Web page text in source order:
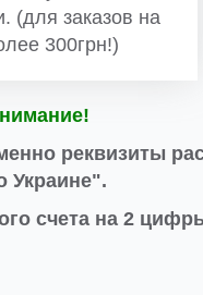
(для заказов на
300грн!)
реквизиты
Украине".
счета на 2